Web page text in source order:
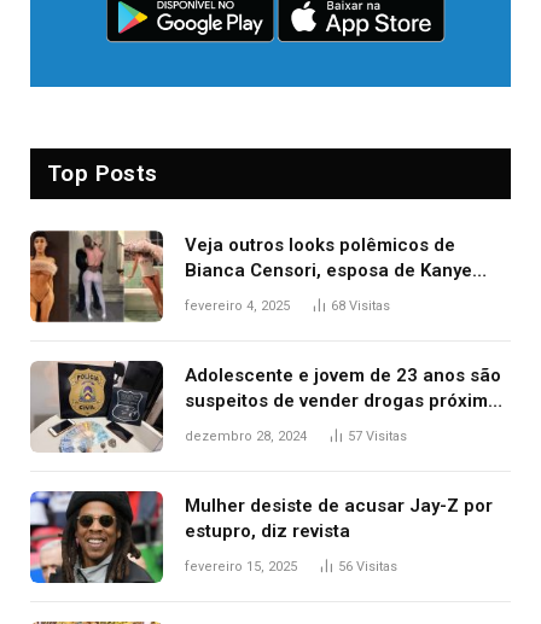
Top Posts
Veja outros looks polêmicos de
Bianca Censori, esposa de Kanye
West que apareceu nua no Grammy
fevereiro 4, 2025 68 Visitas
Adolescente e jovem de 23 anos são
suspeitos de vender drogas próximo
de delegacia e escola, diz polícia
dezembro 28, 2024 57 Visitas
Mulher desiste de acusar Jay-Z por
estupro, diz revista
fevereiro 15, 2025 56 Visitas